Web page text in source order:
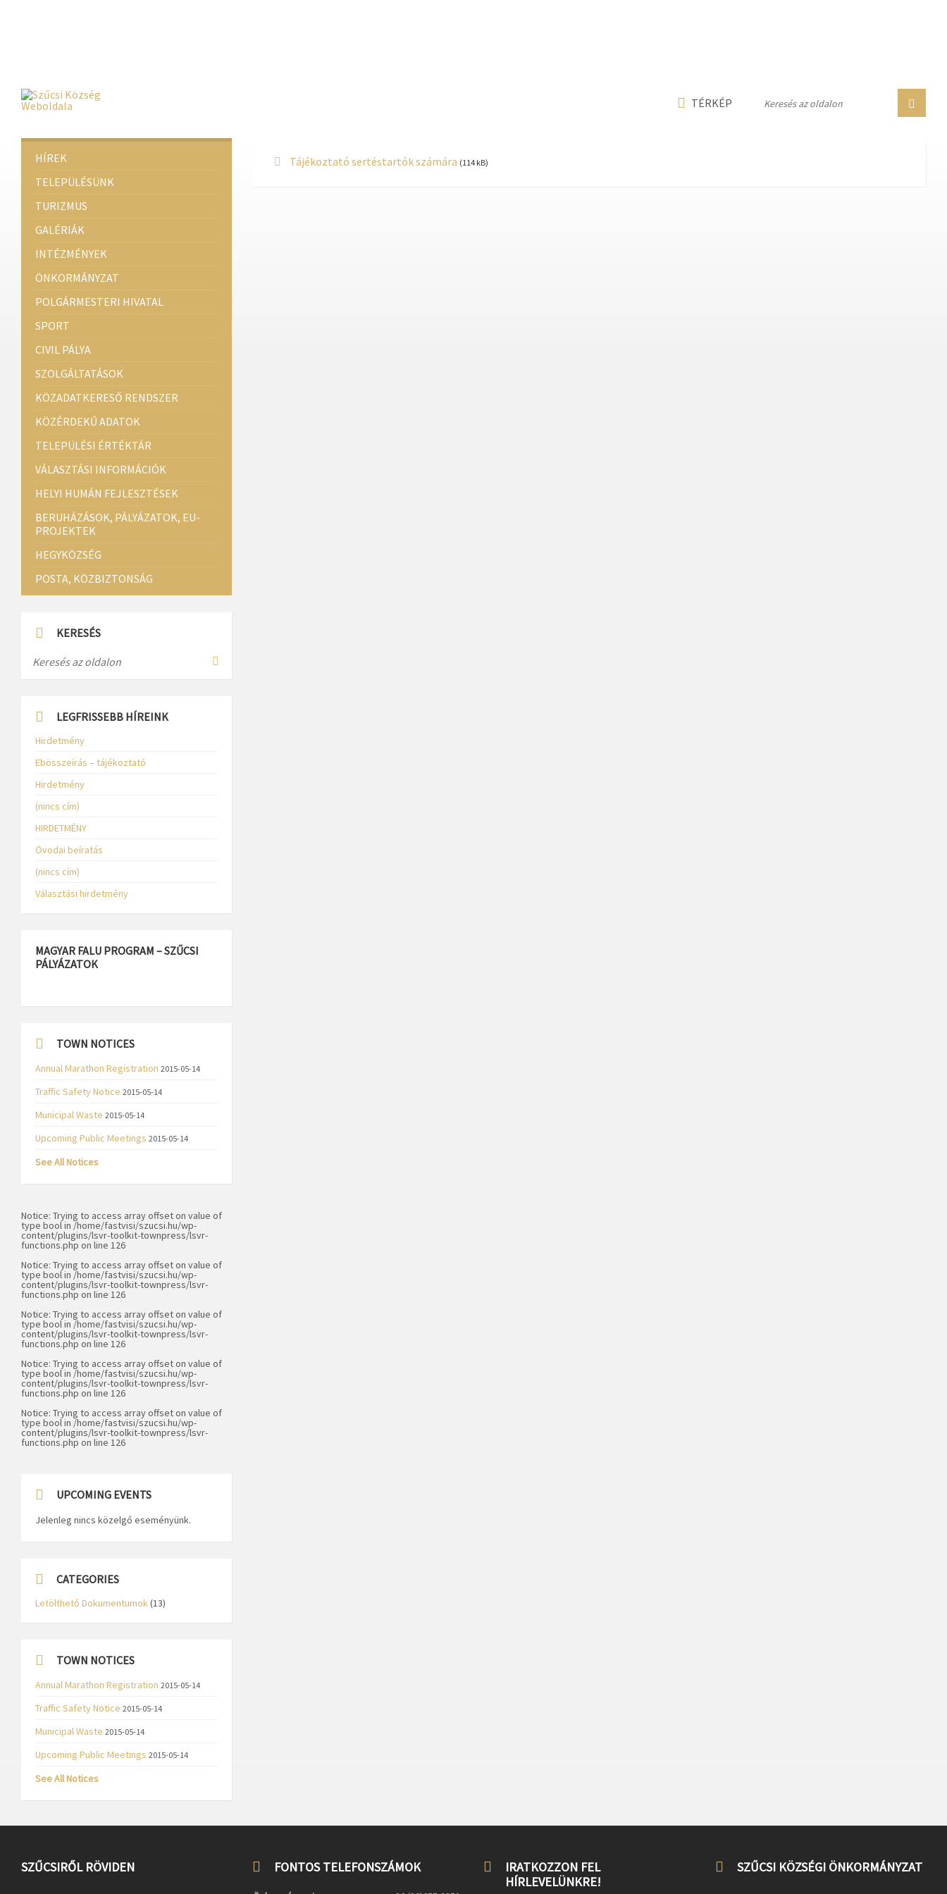
TÉRKÉP
Tájékoztató sertéstartók számára (114 kB)
HÍREK
TELEPÜLÉSÜNK
TURIZMUS
GALÉRIÁK
INTÉZMÉNYEK
ÖNKORMÁNYZAT
POLGÁRMESTERI HIVATAL
SPORT
CIVIL PÁLYA
SZOLGÁLTATÁSOK
KÖZADATKERESŐ RENDSZER
KÖZÉRDEKŰ ADATOK
TELEPÜLÉSI ÉRTÉKTÁR
VÁLASZTÁSI INFORMÁCIÓK
HELYI HUMÁN FEJLESZTÉSEK
BERUHÁZÁSOK, PÁLYÁZATOK, EU-
PROJEKTEK
HEGYKÖZSÉG
POSTA, KÖZBIZTONSÁG
KERESÉS
LEGFRISSEBB HÍREINK
Hirdetmény
Ebösszeírás – tájékoztató
Hirdetmény
(nincs cím)
HIRDETMÉNY
Óvodai beíratás
(nincs cím)
Választási hirdetmény
MAGYAR FALU PROGRAM – SZŰCSI
PÁLYÁZATOK
TOWN NOTICES
Annual Marathon Registration 2015-05-14
Traffic Safety Notice 2015-05-14
Municipal Waste 2015-05-14
Upcoming Public Meetings 2015-05-14
See All Notices
Notice: Trying to access array offset on value of
type bool in /home/fastvisi/szucsi.hu/wp-
content/plugins/lsvr-toolkit-townpress/lsvr-
functions.php on line 126
Notice: Trying to access array offset on value of
type bool in /home/fastvisi/szucsi.hu/wp-
content/plugins/lsvr-toolkit-townpress/lsvr-
functions.php on line 126
Notice: Trying to access array offset on value of
type bool in /home/fastvisi/szucsi.hu/wp-
content/plugins/lsvr-toolkit-townpress/lsvr-
functions.php on line 126
Notice: Trying to access array offset on value of
type bool in /home/fastvisi/szucsi.hu/wp-
content/plugins/lsvr-toolkit-townpress/lsvr-
functions.php on line 126
Notice: Trying to access array offset on value of
type bool in /home/fastvisi/szucsi.hu/wp-
content/plugins/lsvr-toolkit-townpress/lsvr-
functions.php on line 126
UPCOMING EVENTS
Jelenleg nincs közelgő eseményünk.
CATEGORIES
Letölthető Dokumentumok(13)
TOWN NOTICES
Annual Marathon Registration 2015-05-14
Traffic Safety Notice 2015-05-14
Municipal Waste 2015-05-14
Upcoming Public Meetings 2015-05-14
See All Notices
SZŰCSIRŐL RÖVIDEN FONTOS TELEFONSZÁMOK
IRATKOZZON FEL
HÍRLEVELÜNKRE!
SZŰCSI KÖZSÉGI ÖNKORMÁNYZAT